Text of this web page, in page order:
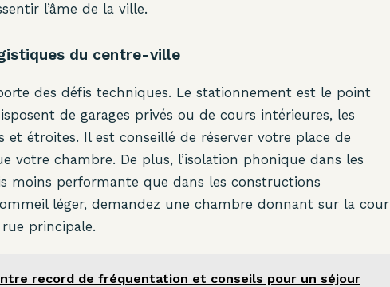
l’âme de la ville.
du centre-ville
des défis techniques. Le stationnement est le point
de garages privés ou de cours intérieures, les
et étroites. Il est conseillé de réserver votre place de
votre chambre. De plus, l’isolation phonique dans les
moins performante que dans les constructions
léger, demandez une chambre donnant sur la cour
principale.
record de fréquentation et conseils pour un séjour